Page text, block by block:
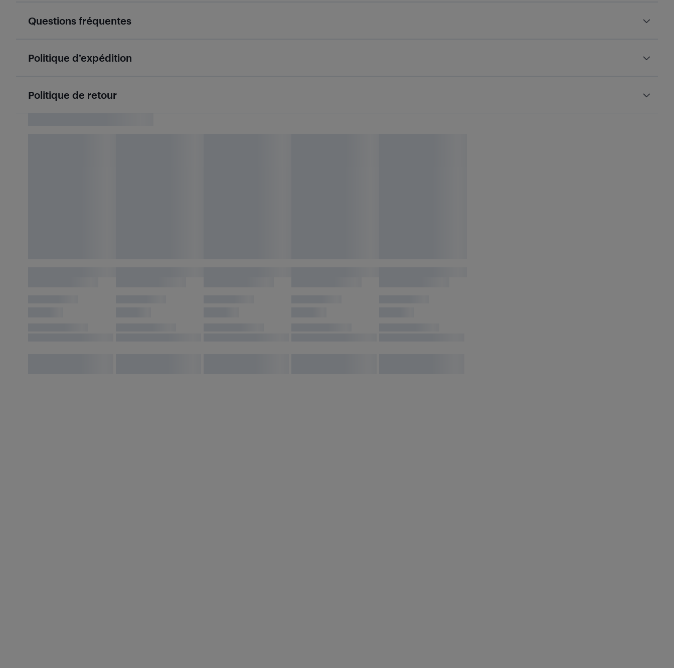
Questions fréquentes
Politique d’expédition
Politique de retour